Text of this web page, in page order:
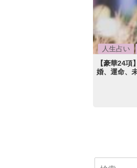
人生占い
【豪華24
婚、運命、